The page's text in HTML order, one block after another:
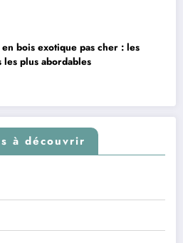
en bois exotique pas cher : les
les plus abordables
à découvrir